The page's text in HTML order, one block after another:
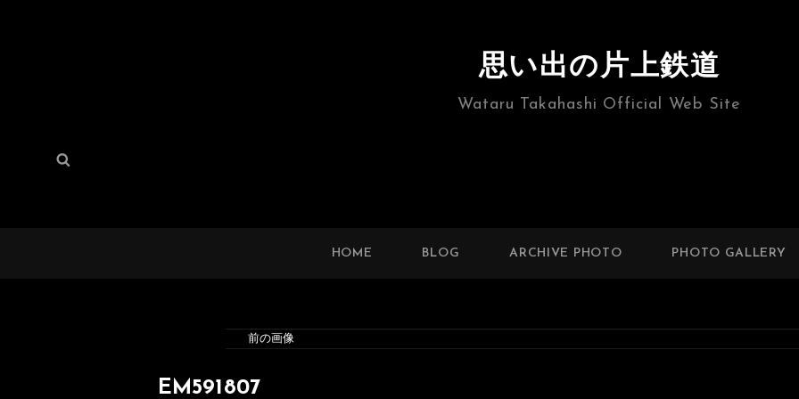
思い出の片上鉄道
Wataru Takahashi Official Web Site
検
HOME BLOG ARCHIVE PHOTO PHOTO GALLERY
前の画像
EM591807